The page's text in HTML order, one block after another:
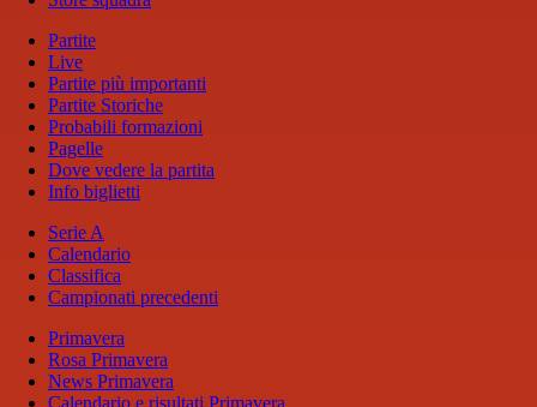
Partite
Live
Partite più importanti
Partite Storiche
Probabili formazioni
Pagelle
Dove vedere la partita
Info biglietti
Serie A
Calendario
Classifica
Campionati precedenti
Primavera
Rosa Primavera
News Primavera